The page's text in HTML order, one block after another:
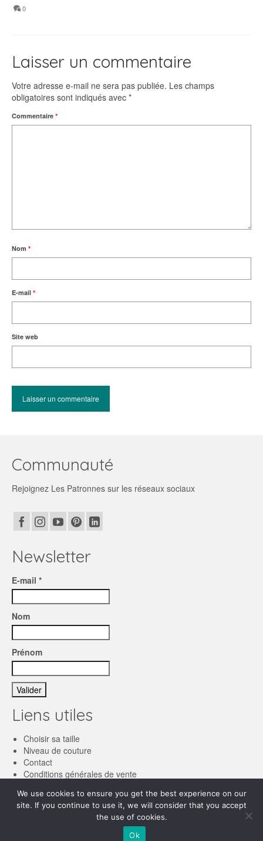
0
Laisser un commentaire
Votre adresse e-mail ne sera pas publiée. Les champs
obligatoires sont indiqués avec *
Commentaire *
Nom *
E-mail *
Site web
Communauté
Rejoignez Les Patronnes sur les réseaux sociaux
Newsletter
E-mail *
Nom
Prénom
Liens utiles
Choisir sa taille
Niveau de couture
Contact
Conditions générales de vente
We use cookies to ensure you get the best experience on our
site. If you continue to use it, we will consider that you accept
the use of cookies.
Ok